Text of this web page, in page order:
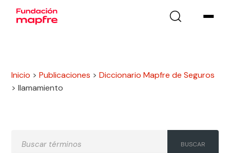
Inicio >Publicaciones >Diccionario Mapfre de Seguros
>llamamiento